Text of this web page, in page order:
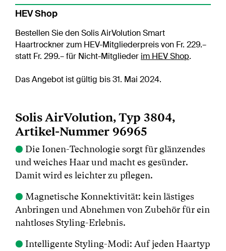
HEV Shop
Bestellen Sie den Solis AirVolution Smart
Haartrockner zum HEV-Mitgliederpreis von Fr. 229.–
statt Fr. 299.– für Nicht-Mitglieder im HEV Shop.
Das Angebot ist gültig bis 31. Mai 2024.
Solis AirVolution, Typ 3804,
Artikel-Nummer 96965
● Die Ionen-Technologie sorgt für glänzendes
und weiches Haar und macht es gesünder.
Damit wird es leichter zu pflegen.
● Magnetische Konnektivität: kein lästiges
Anbringen und Abnehmen von Zubehör für ein
nahtloses Styling-Erlebnis.
● Intelligente Styling-Modi: Auf jeden Haartyp